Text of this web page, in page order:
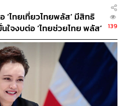
‘ไทยเที่ยวไทยพลัส’ มีสิทธิ
ใจงบต่อ ‘ไทยช่วยไทย พลัส’
139